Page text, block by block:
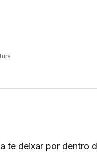
te deixar por dentro